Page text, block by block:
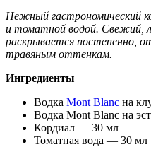
Нежный гастрономический
и томатной водой. Свежий,
раскрывается постепенно,
травяным оттенкам.
Ингредиенты
Водка Mont Blanc на
Водка Mont Blanc на
Кордиал — 30 мл
Томатная вода — 30 мл